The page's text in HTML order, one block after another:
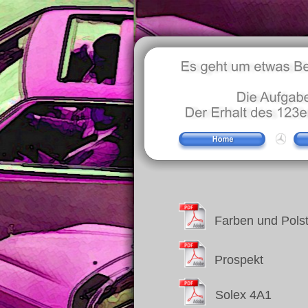
Farben und
Prospekt
Solex 4A1